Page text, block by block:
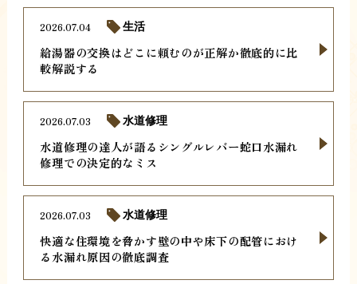
給湯器の交換はどこに頼むのが正解か徹底的に比
較解説する
2026.07.04 生活
水道修理の達人が語るシングルレバー蛇口水漏れ
修理での決定的なミス
2026.07.03 水道修理
快適な住環境を脅かす壁の中や床下の配管におけ
る水漏れ原因の徹底調査
2026.07.03 水道修理